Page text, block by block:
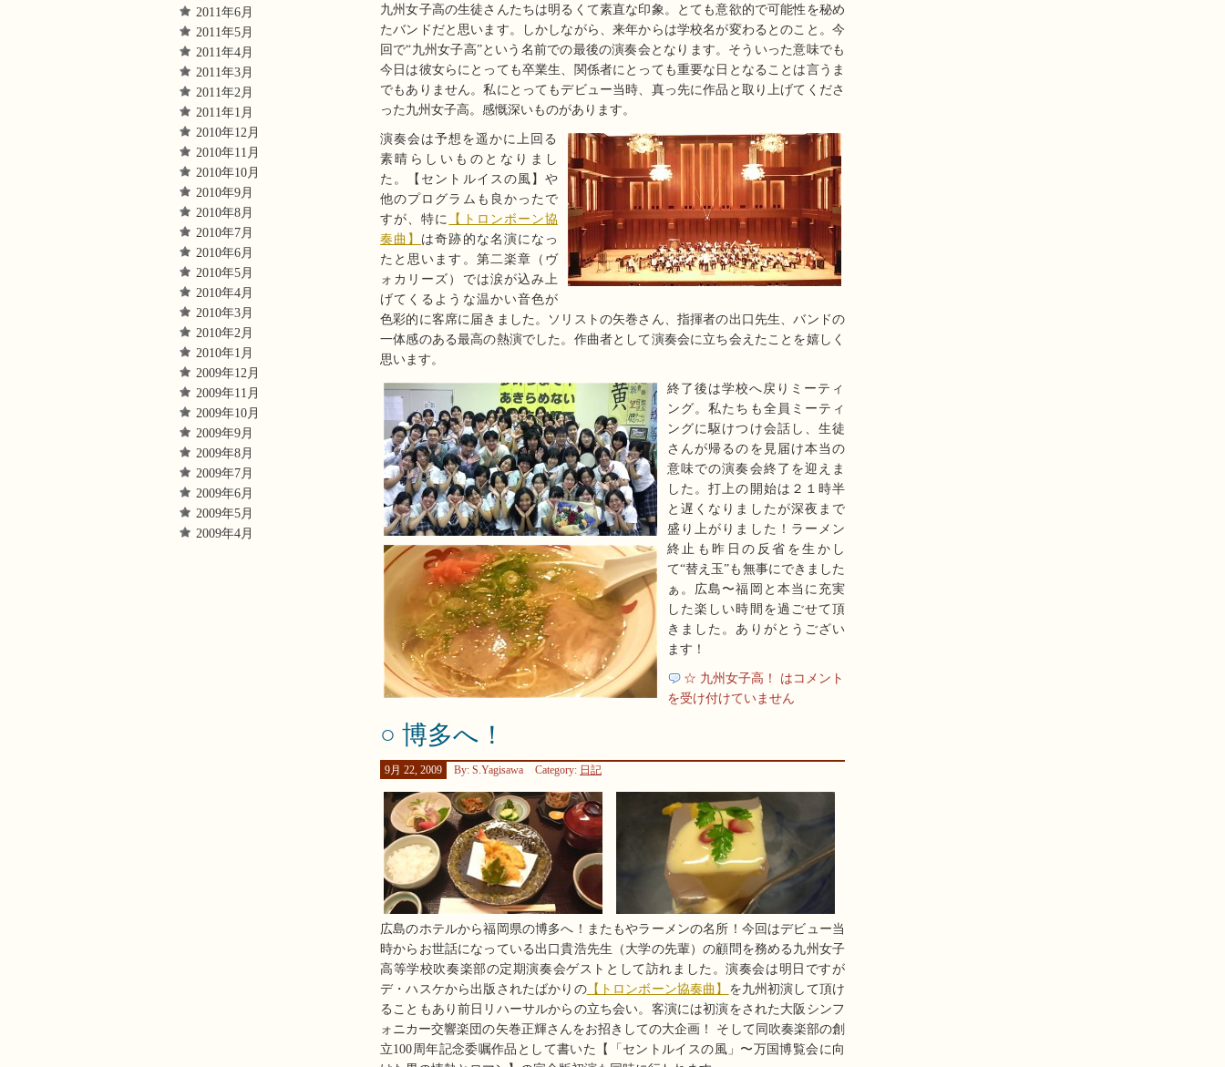
九州女子高の生徒さんたちは明るくて素直な印象。とても意欲的で可能性を秘め
たバンドだと思います。しかしながら、来年からは学校名が変わるとのこと。今
回で“九州女子高”という名前での最後の演奏会となります。そういった意味でも
今日は彼女らにとっても卒業生、関係者にとっても重要な日となることは言うま
でもありません。私にとってもデビュー当時、真っ先に作品と取り上げてくださ
った九州女子高。感慨深いものがあります。
演奏会は予想を遥かに上回る
素晴らしいものとなりまし
た。【セントルイスの風】や
他のプログラムも良かったで
すが、特に
【トロンボーン協
奏曲】 は奇跡的な名演になっ
たと思います。第二楽章（ヴ
ォカリーズ）では涙が込み上
げてくるような温かい音色が
色彩的に客席に届きました。ソリストの矢巻さん、指揮者の出口先生、バンドの
一体感のある最高の熱演でした。作曲者として演奏会に立ち会えたことを嬉しく
思います。
終了後は学校へ戻りミーティ
ング。私たちも全員ミーティ
ングに駆けつけ会話し、生徒
さんが帰るのを見届け本当の
意味での演奏会終了を迎えま
した。打上の開始は２１時半
と遅くなりましたが深夜まで
盛り上がりました！ラーメン
終止も昨日の反省を生かし
て“替え玉”も無事にできました
ぁ。広島〜福岡と本当に充実
した楽しい時間を過ごせて頂
きました。ありがとうござい
ます！
☆ 九州女子高！ は コメント
を受け付けていません
○ 博多へ！
9月 22, 2009 By: S.Yagisawa Category: 日記
広島のホテルから福岡県の博多へ！またもやラーメンの名所！今回はデビュー当
時からお世話になっている出口貴浩先生（大学の先輩）の顧問を務める九州女子
高等学校吹奏楽部の定期演奏会ゲストとして訪れました。演奏会は明日ですが
デ・ハスケから出版されたばかりの【トロンボーン協奏曲】 を九州初演して頂け
ることもあり前日リハーサルからの立ち会い。客演には初演をされた大阪シンフ
ォニカー交響楽団の矢巻正輝さんをお招きしての大企画！ そして同吹奏楽部の創
立100周年記念委嘱作品として書いた【「セントルイスの風」〜万国博覧会に向
2011年6月
2011年5月
2011年4月
2011年3月
2011年2月
2011年1月
2010年12月
2010年11月
2010年10月
2010年9月
2010年8月
2010年7月
2010年6月
2010年5月
2010年4月
2010年3月
2010年2月
2010年1月
2009年12月
2009年11月
2009年10月
2009年9月
2009年8月
2009年7月
2009年6月
2009年5月
2009年4月